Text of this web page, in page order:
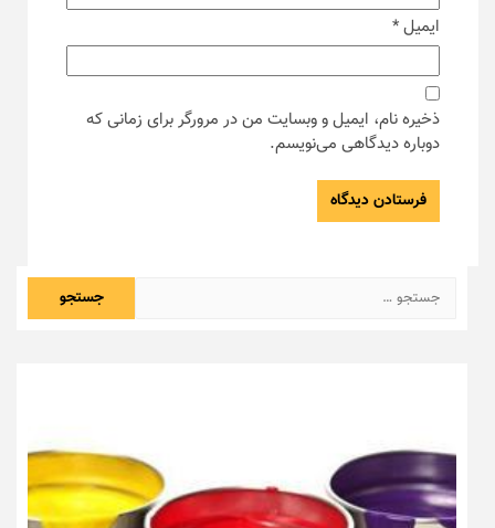
ایمیل*
ذخیره نام، ایمیل و وبسایت من در مرورگر برای زمانی که
دوباره دیدگاهی می‌نویسم.
جستجو
برای: